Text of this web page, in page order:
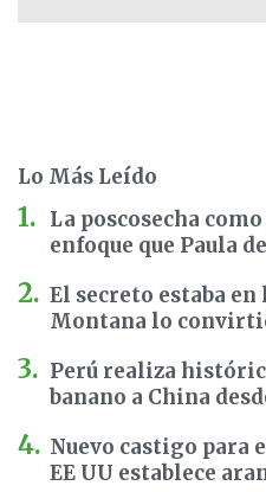
Lo Más Leído
La poscosecha
enfoque que Paula
El secreto estaba en
Montana lo
Perú realiza
banano a China
Nuevo castigo para
EE UU establece